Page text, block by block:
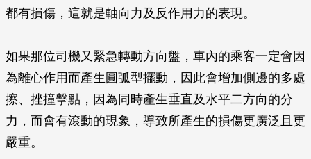
都有損傷，這就是軸向力及反作用力的表現。
如果那位司機又緊急轉動方向盤，車內的乘客一定會因
為離心作用而產生圓弧型擺動，因此會增加側邊的多處
擦、挫撞擊點，因為同時產生垂直及水平二方向的分
力，而會有滾動的現象，導致所產生的損傷更廣泛且更
嚴重。